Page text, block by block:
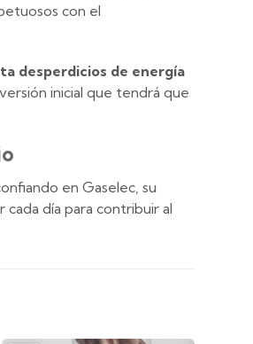
con el
desperdicios de energía
inicial que tendrá que
en Gaselec, su
día para contribuir al